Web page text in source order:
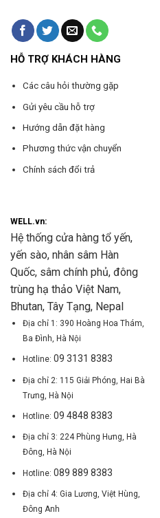
HỖ TRỢ KHÁCH HÀNG
Các câu hỏi thường gặp
Gửi yêu cầu hỗ trợ
Hướng dẫn đặt hàng
Phương thức vận chuyển
Chính sách đổi trả
WELL.vn:
Hệ thống cửa hàng tổ yến,
yến sào, nhân sâm Hàn
Quốc, sâm chính phủ, đông
trùng hạ thảo Việt Nam,
Bhutan, Tây Tạng, Nepal
Địa chỉ 1: 390 Hoàng Hoa Thám,
Ba Đình, Hà Nội
Hotline: 09 3131 8383
Địa chỉ 2: 115 Giải Phóng, Hai Bà
Trưng, Hà Nội
Hotline: 09 4848 8383
Địa chỉ 3: 224 Phùng Hưng, Hà
Đông, Hà Nội
Hotline: 089 889 8383
Địa chỉ 4: Gia Lương, Việt Hùng,
Đông Anh